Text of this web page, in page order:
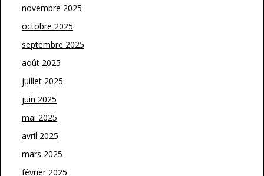
novembre 2025
octobre 2025
septembre 2025
août 2025
juillet 2025
juin 2025
mai 2025
avril 2025
mars 2025
février 2025